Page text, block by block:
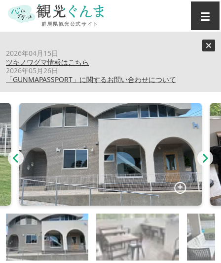
2026年04月15日
ツキノワグマ情報はこちら
2026年05月26日
「GUNMAPASSPORT」に関するお問い合わせについて
グリグリドッグカフェ